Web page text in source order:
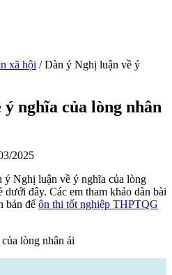
xã hội /Dàn ý Nghị luận về ý
nghĩa của lòng nhân
2025
ý Nghị luận về ý nghĩa của lòng
đây. Các em tham khảo dàn bài
bản để ôn thi tốt nghiệp THPTQG